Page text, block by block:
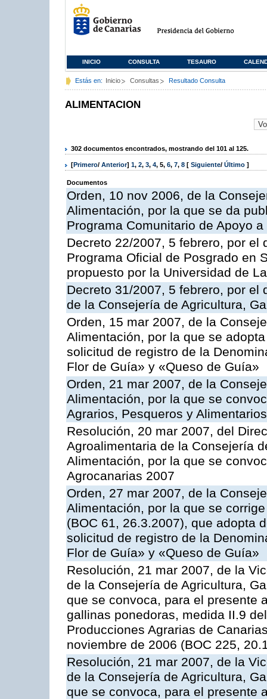
INICIO CONSULTA TESAURO
Estás en: Inicio Consultas Resultado Consulta
ALIMENTACION
302 documentos encontrados, mostrando del 101 al 125.
[Primero/ Anterior] 1, 2, 3, 4, 5, 6, 7, 8 [ Siguiente/ Último ]
Documentos
Orden, 10 nov 2006, de la
Alimentación, por la que se da
Programa Comunitario de Apoyo
Decreto 22/2007, 5 febrero, por
Programa Oficial de Posgrado en
propuesto por la Universidad de
Decreto 31/2007, 5 febrero, por el
de la Consejería de Agricultura,
Orden, 15 mar 2007, de la
Alimentación, por la que se
solicitud de registro de la
Flor de Guía» y «Queso de Guía»
Orden, 21 mar 2007, de la
Alimentación, por la que se
Agrarios, Pesqueros y
Resolución, 20 mar 2007, del
Agroalimentaria de la Consejería
Alimentación, por la que se
Agrocanarias 2007
Orden, 27 mar 2007, de la
Alimentación, por la que se
(BOC 61, 26.3.2007), que adopta
solicitud de registro de la
Flor de Guía» y «Queso de Guía»
Resolución, 21 mar 2007, de la
de la Consejería de Agricultura,
que se convoca, para el presente
gallinas ponedoras, medida II.9
Producciones Agrarias de
noviembre de 2006 (BOC 225,
Resolución, 21 mar 2007, de la
de la Consejería de Agricultura,
que se convoca, para el presente